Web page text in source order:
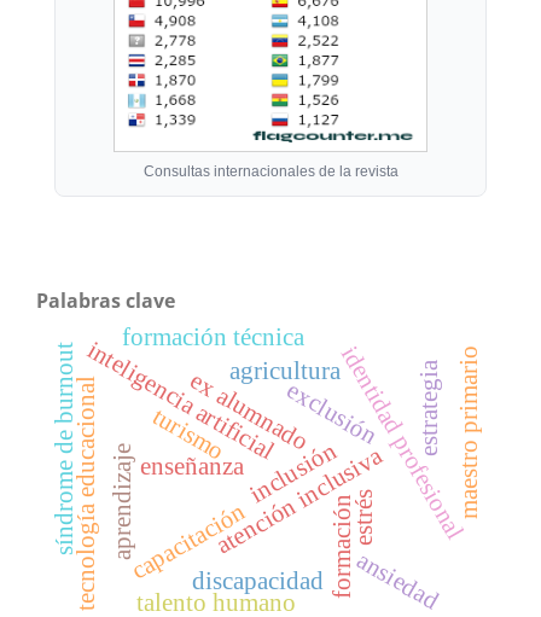
Consultas internacionales de la revista
Palabras clave
formación
atención inclusivaidentidad profesional
enseñanza
aprendizaje inclusión
exclusión
discapacidad
capacitación
inteligencia artificial
tecnología educacional estrés
ansiedad
síndrome de burnout maestro primario
agricultura
formación técnica
turismo
talento humano
estrategia
ex alumnado